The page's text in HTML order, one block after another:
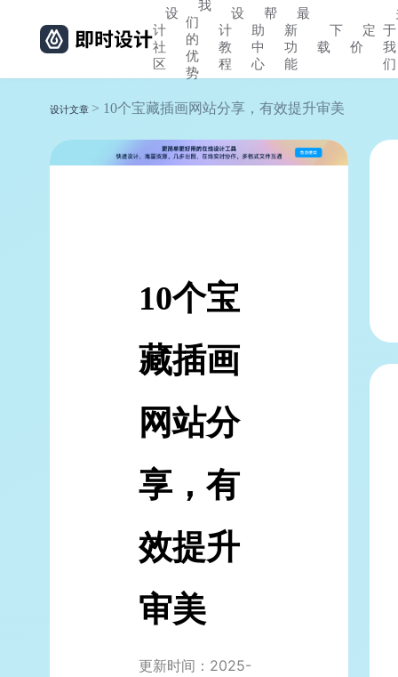
设
计
社
区
我
们
的
优
势
设
计
教
程
帮
助
中
心
最
新
功
能
下
载
定
价
于
我
们
设计文章 > 10个宝藏插画网站分享，有效提升审美
10个宝
藏插画
网站分
享，有
效提升
审美
更新时间：2025-